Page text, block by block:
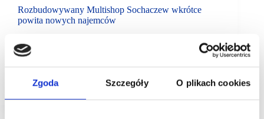
Zgoda Szczegóły O plikach cookies
Rozbudowywany Multishop Sochaczew wkrótce
powita nowych najemców
sklepy w przebudowywanym obiekcie Tesco w parku
Investment Management oraz spółki Multishop.…